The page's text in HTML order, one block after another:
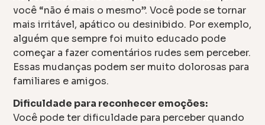
você “não é mais o mesmo”. Você pode se tornar
mais irritável, apático ou desinibido. Por exemplo,
alguém que sempre foi muito educado pode
começar a fazer comentários rudes sem perceber.
Essas mudanças podem ser muito dolorosas para
familiares e amigos.
Dificuldade para reconhecer emoções:
Você pode ter dificuldade para perceber quando